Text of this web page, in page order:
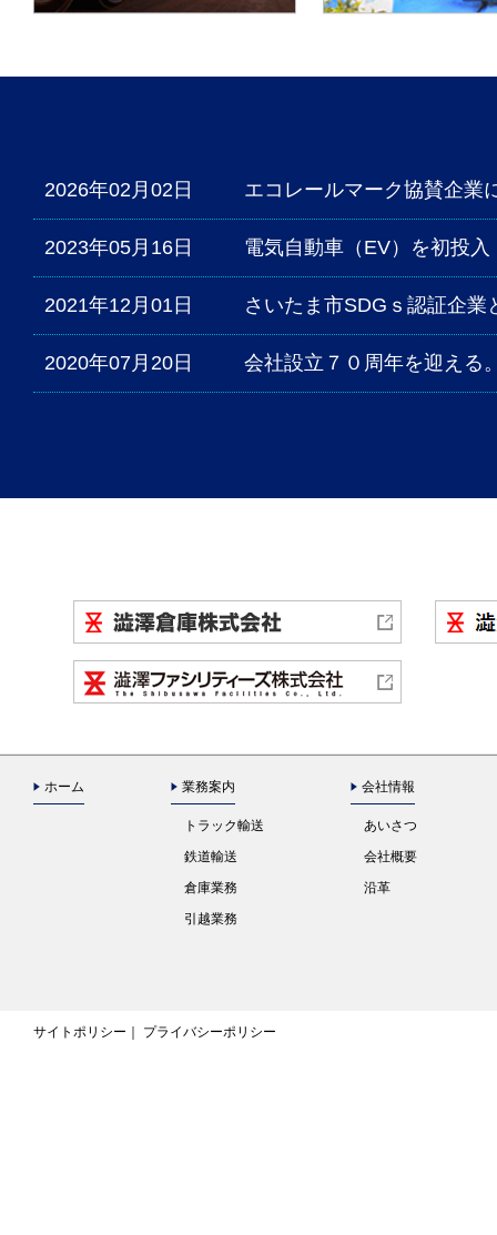
2026年02月02日 エコレールマーク協賛企業
2023年05月16日 電気自動車（EV）を初投入
2021年12月01日 さいたま市SDGｓ認証企業
2020年07月20日 会社設立７０周年を迎える
ホーム 業務案内
トラック輸送
鉄道輸送
倉庫業務
引越業務
会社情報
あいさつ
会社概要
沿革
サイトポリシー プライバシーポリシー